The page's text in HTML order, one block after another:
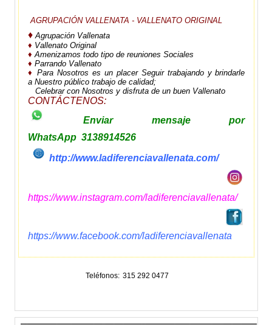
AGRUPACIÓN VALLENATA - VALLENATO ORIGINAL
♦ Agrupación Vallenata
♦ Vallenato Original
♦Amenizamos todo tipo de reuniones Sociales
♦ Parrando Vallenato
♦ Para Nosotros es un placer Seguir trabajando y brindarle
a Nuestro público trabajo de calidad;
Celebrar con Nosotros y disfruta de un buen Vallenato
CONTÁCTENOS:
Enviar mensaje por
WhatsApp 3138914526
http://www.ladiferenciavallenata.com/
https://www.instagram.com/ladiferenciavallenata/
https://www.facebook.com/ladiferenciavallenata
Teléfonos 315 292 0477